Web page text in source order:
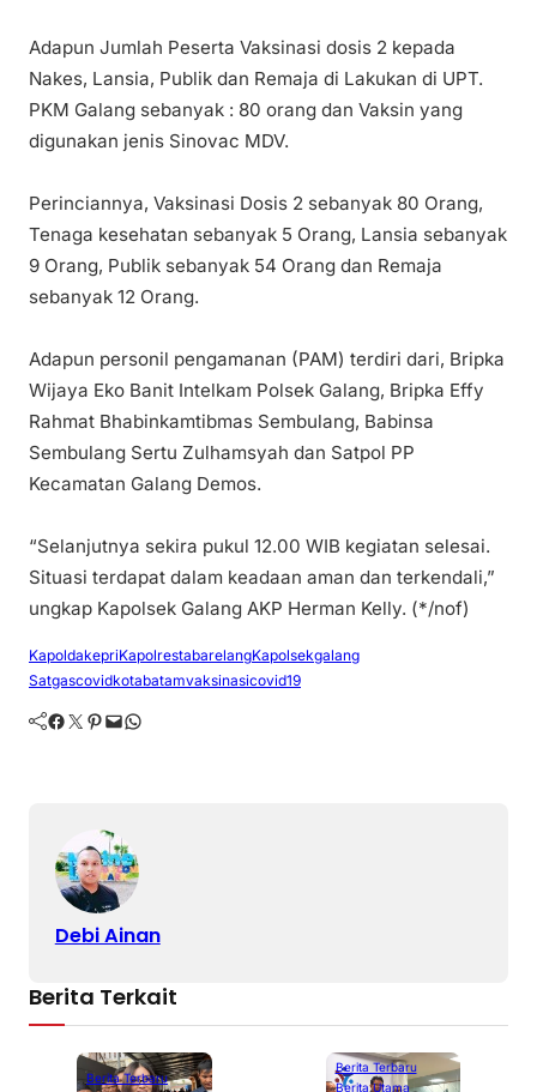
Adapun Jumlah Peserta Vaksinasi dosis 2 kepada
Nakes, Lansia, Publik dan Remaja di Lakukan di UPT.
PKM Galang sebanyak : 80 orang dan Vaksin yang
digunakan jenis Sinovac MDV.
Perinciannya, Vaksinasi Dosis 2 sebanyak 80 Orang,
Tenaga kesehatan sebanyak 5 Orang, Lansia sebanyak
9 Orang, Publik sebanyak 54 Orang dan Remaja
sebanyak 12 Orang.
Adapun personil pengamanan (PAM) terdiri dari, Bripka
Wijaya Eko Banit Intelkam Polsek Galang, Bripka Effy
Rahmat Bhabinkamtibmas Sembulang, Babinsa
Sembulang Sertu Zulhamsyah dan Satpol PP
Kecamatan Galang Demos.
“Selanjutnya sekira pukul 12.00 WIB kegiatan selesai.
Situasi terdapat dalam keadaan aman dan terkendali,”
ungkap Kapolsek Galang AKP Herman Kelly. (*/nof)
KapoldakepriKapolrestabarelangKapolsekgalang
Satgascovidkotabatamvaksinasicovid19
Facebook Twitter Pinterest Mail WhatsApp
Debi Ainan
Berita Terkait
Berita Terbaru
Berita Terbaru
Berita Utama